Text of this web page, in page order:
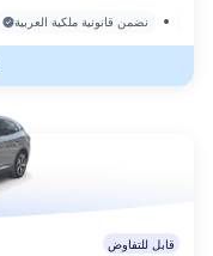
نضمن قانونية ملكية العربية •
قابل للتفاوض